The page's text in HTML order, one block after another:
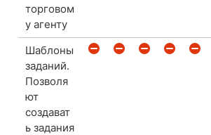
торговом
у агенту
Шаблоны
заданий.
Позволя
ют
создават
ь задания